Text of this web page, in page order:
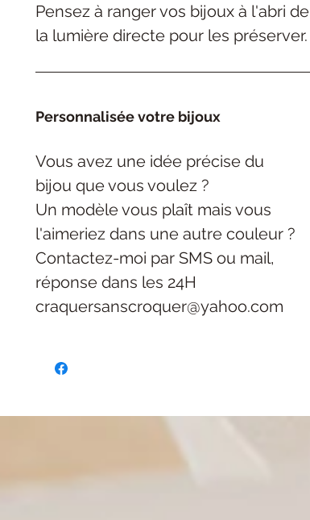
Pensez à ranger vos bijoux à l'abri de
la lumière directe pour les préserver.
Personnalisée votre bijoux
Vous avez une idée précise du
bijou que vous voulez ?
Un modèle vous plaît mais vous
l'aimeriez dans une autre couleur ?
Contactez-moi par SMS ou mail,
réponse dans les 24H
craquersanscroquer@yahoo.com